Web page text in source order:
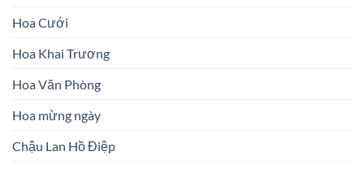
Hoa Cưới
Hoa Khai Trương
Hoa Văn Phòng
Hoa mừng ngày
Chậu Lan Hồ Điệp